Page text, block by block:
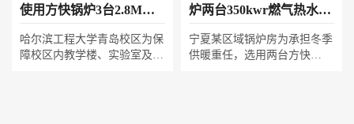
使用方快锅炉3台2.8MW
哈尔滨工程大学青岛校区为保
障校区内教学楼、实验室及生
炉两台350kwr燃气热水锅
宁夏某区域锅炉房为承担冬季
供暖重任，选用两台方快